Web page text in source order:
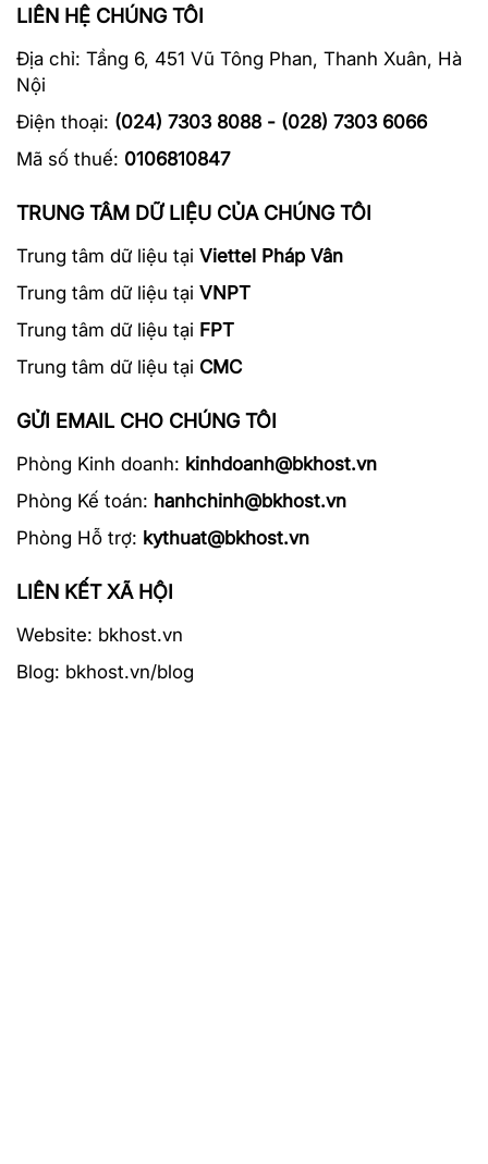
LIÊN HỆ CHÚNG TÔI
Địa chỉ: Tầng 6, 451 Vũ Tông Phan, Thanh Xuân, Hà
Nội
Điện thoại: (024) 7303 8088 - (028) 7303 6066
Mã số thuế: 0106810847
TRUNG TÂM DỮ LIỆU CỦA CHÚNG TÔI
Trung tâm dữ liệu tại Viettel Pháp Vân
Trung tâm dữ liệu tại VNPT
Trung tâm dữ liệu tại FPT
Trung tâm dữ liệu tại CMC
GỬI EMAIL CHO CHÚNG TÔI
Phòng Kinh doanh: kinhdoanh@bkhost.vn
Phòng Kế toán: hanhchinh@bkhost.vn
Phòng Hỗ trợ: kythuat@bkhost.vn
LIÊN KẾT XÃ HỘI
Website: bkhost.vn
Blog: bkhost.vn/blog